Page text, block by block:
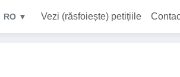
RO ▼ Vezi (răsfoiește) petițiile